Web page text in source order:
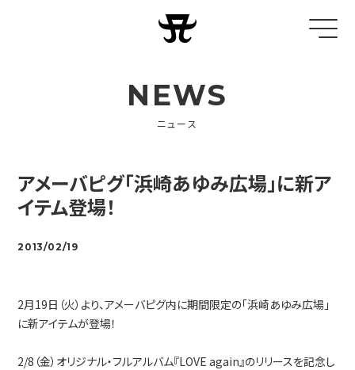
NEWS
ニュース
アメーバピグ「浜崎あゆみ広場」に新ア
イテム登場！
2013/02/19
2月19日（火）より、アメーバピグ内に期間限定の「浜崎あゆみ広場」
に新アイテムが登場！
2/8（金）オリジナル・フルアルバム『LOVE again』のリリースを記念し